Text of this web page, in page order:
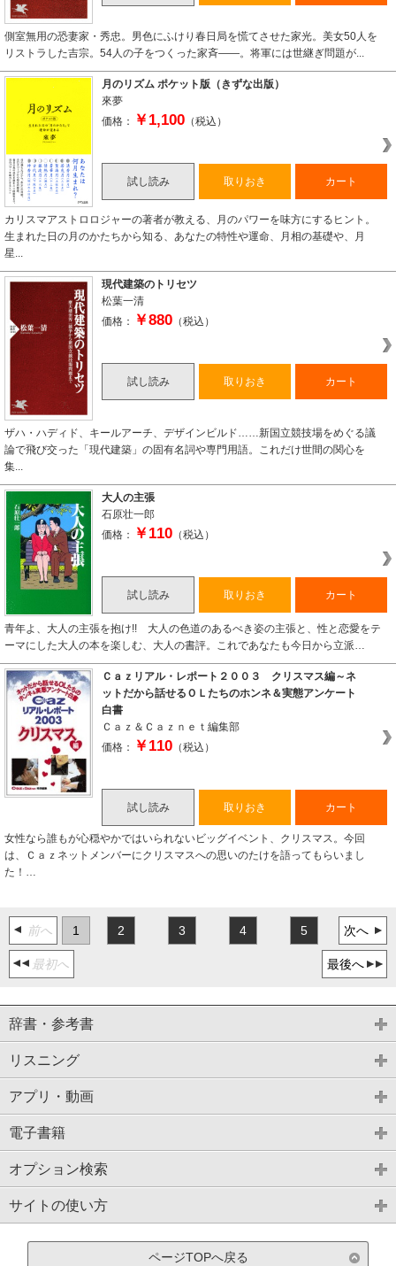
側室無用の恐妻家・秀忠。男色にふけり春日局を慌てさせた家光。美女50人を
リストラした吉宗。54人の子をつくった家斉――。将軍には世継ぎ問題が...
月のリズム ポケット版（きずな出版）
來夢
価格：
￥1,100 （税込）
試し読み 取りおき カート
カリスマアストロロジャーの著者が教える、月のパワーを味方にするヒント。
生まれた日の月のかたちから知る、あなたの特性や運命、月相の基礎や、月
星...
現代建築のトリセツ
松葉一清
価格：
￥880 （税込）
試し読み 取りおき カート
ザハ・ハディド、キールアーチ、デザインビルド……新国立競技場をめぐる議
論で飛び交った「現代建築」の固有名詞や専門用語。これだけ世間の関心を
集...
大人の主張
石原壮一郎
価格：
￥110 （税込）
試し読み 取りおき カート
青年よ、大人の主張を抱け!! 大人の色道のあるべき姿の主張と、性と恋愛をテ
ーマにした大人の本を楽しむ、大人の書評。これであなたも今日から立派…
Ｃａｚリアル・レポート２００３ クリスマス編～ネ
ットだから話せるＯＬたちのホンネ＆実態アンケート
白書
Ｃａｚ＆Ｃａｚｎｅｔ編集部
価格：
￥110 （税込）
試し読み 取りおき カート
女性なら誰もが心穏やかではいられないビッグイベント、クリスマス。今回
は、Ｃａｚネットメンバーにクリスマスへの思いのたけを語ってもらいまし
た！…
最初へ
前へ 1 2 3 4 5 次へ
最後へ
辞書・参考書
リスニング
アプリ・動画
電子書籍
オプション検索
サイトの使い方
ページTOPへ戻る